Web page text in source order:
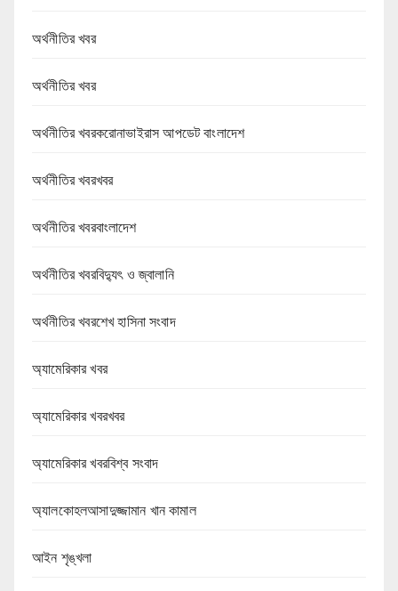
অর্থনীতির খবর
অর্থনীতির খবর
অর্থনীতির খবরকরোনাভাইরাস আপডেট বাংলাদেশ
অর্থনীতির খবরখবর
অর্থনীতির খবরবাংলাদেশ
অর্থনীতির খবরবিদ্যুৎ ও জ্বালানি
অর্থনীতির খবরশেখ হাসিনা সংবাদ
অ্যামেরিকার খবর
অ্যামেরিকার খবরখবর
অ্যামেরিকার খবরবিশ্ব সংবাদ
অ্যালকোহলআসাদুজ্জামান খান কামাল
আইন শৃঙ্খলা